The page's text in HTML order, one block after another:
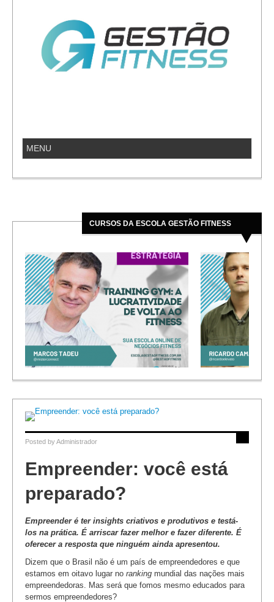
CURSOS DA ESCOLA GESTÃO FITNESS
Gestão da Avaliação Física
Como Abrir
Zero
Posted byAdministrador
Empreender: você está
preparado?
Empreender é ter insights criativos e produtivos e testá-
los na prática. É arriscar fazer melhor e fazer diferente. É
oferecer a resposta que ninguém ainda apresentou.
Dizem que o Brasil não é um país de empreendedores e que
estamos em oitavo lugar no ranking mundial das nações mais
empreendedoras. Mas será que fomos mesmo educados para
sermos empreendedores?